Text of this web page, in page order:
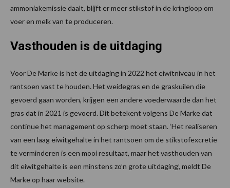
ammoniakemissie daalt, blijft er meer stikstof in de kringloop om
voer en melk van te produceren.
Vasthouden is de uitdaging
Voor De Marke is het de uitdaging in 2022 het eiwitniveau in het
rantsoen vast te houden. Het weidegras en de graskuilen die
gevoerd gaan worden, krijgen een andere voederwaarde dan het
gras dat in 2021 is gevoerd. Dit betekent volgens De Marke dat
continue het management op scherp moet staan. ‘Het realiseren
van een laag eiwitgehalte in het rantsoen om de stikstofexcretie
te verminderen is een mooi resultaat, maar het vasthouden van
dit eiwitgehalte is een minstens zo’n grote uitdaging’, meldt De
Marke op haar website.